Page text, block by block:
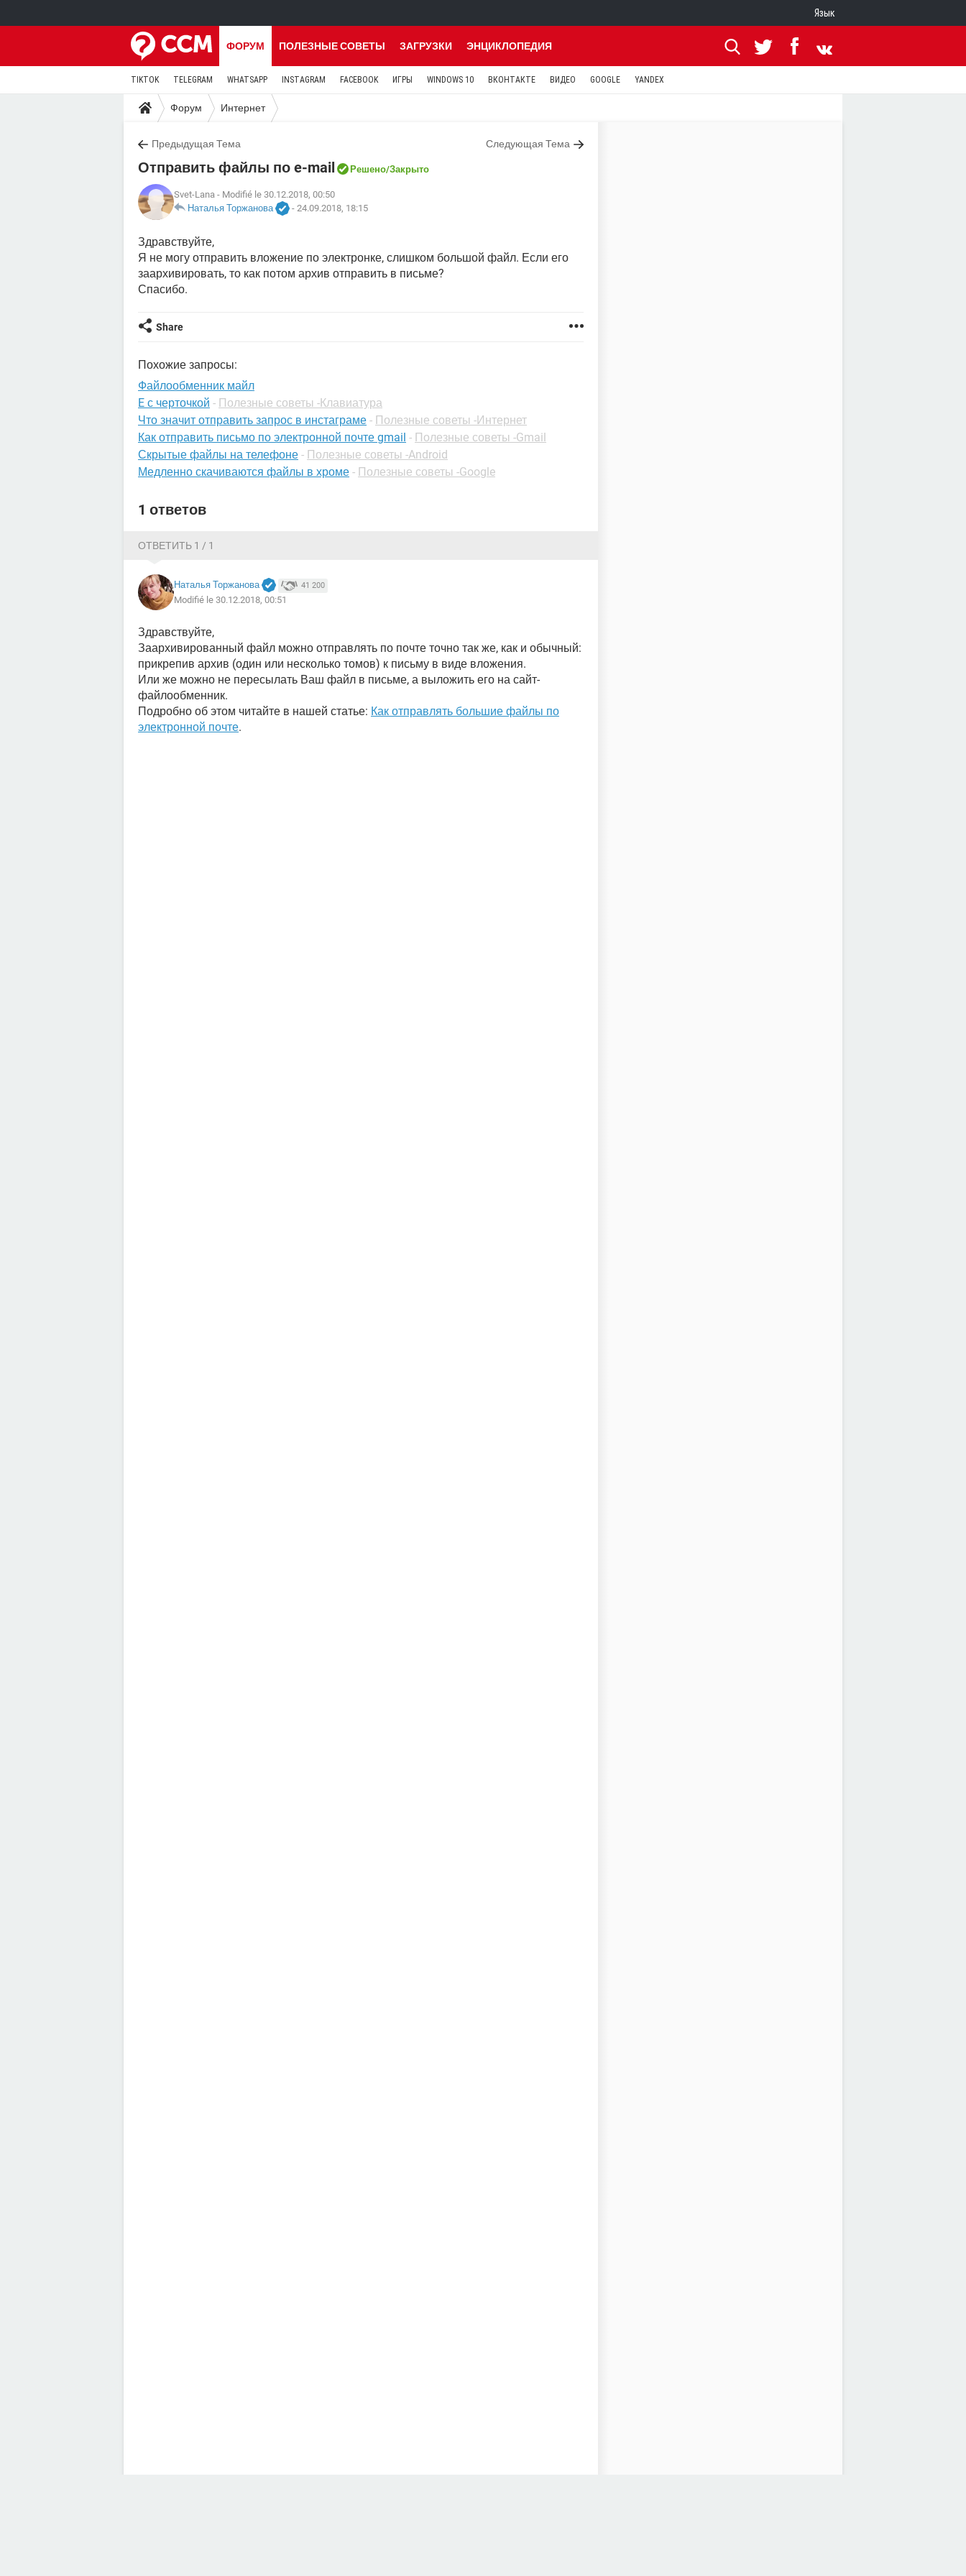
Язык
ФОРУМ ПОЛЕЗНЫЕ СОВЕТЫ ЗАГРУЗКИ ЭНЦИКЛОПЕДИЯ
TIKTOK TELEGRAM WHATSAPP INSTAGRAM FACEBOOK ИГРЫ WINDOWS 10 ВКОНТАКТЕ ВИДЕО GOOGLE YANDEX
Форум Интернет
Предыдущая Тема Следующая Тема
Отправить файлы по e-mail Решено/Закрыто
Svet-Lana - Modifié le 30.12.2018, 00:50
Наталья Торжанова
- 24.09.2018, 18:15
Здравствуйте,
Я не могу отправить вложение по электронке, слишком большой файл. Если его
заархивировать, то как потом архив отправить в письме?
Спасибо.
Share
Похожие запросы:
Файлообменник майл
E с черточкой - Полезные советы -Клавиатура
Что значит отправить запрос в инстаграме - Полезные советы -Интернет
Как отправить письмо по электронной почте gmail - Полезные советы -Gmail
Скрытые файлы на телефоне - Полезные советы -Android
Медленно скачиваются файлы в хроме - Полезные советы -Google
1 ответов
ОТВЕТИТЬ 1 / 1
Наталья Торжанова 41 200
Modifié le 30.12.2018, 00:51
Здравствуйте,
Заархивированный файл можно отправлять по почте точно так же, как и обычный:
прикрепив архив (один или несколько томов) к письму в виде вложения.
Или же можно не пересылать Ваш файл в письме, а выложить его на сайт-
файлообменник.
Подробно об этом читайте в нашей статье: Как отправлять большие файлы по
электронной почте.